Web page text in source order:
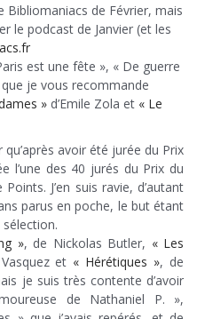
de Février, mais
le podcast de Janvier (et les
est une fête », « De guerre
je vous recommande
» d’Emile Zola et « Le
qu’après avoir été jurée du Prix
l’une des 40 jurés du Prix du
J’en suis ravie, d’autant
parus en poche, le but étant
», de Nickolas Butler, « Les
et « Hérétiques », de
je suis très contente d’avoir
de Nathaniel P. »,